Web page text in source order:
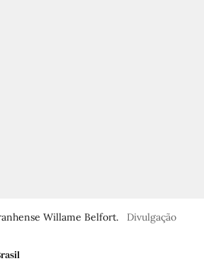
Willame Belfort. Divulgação